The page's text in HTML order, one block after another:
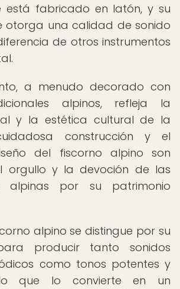
está fabricado en latón, y su
otorga una calidad de sonido
de otros instrumentos
a menudo decorado con
alpinos, refleja la
y la estética cultural de la
construcción y el
del fiscorno alpino son
orgullo y la devoción de las
alpinas por su patrimonio
alpino se distingue por su
producir tanto sonidos
como tonos potentes y
lo que lo convierte en un